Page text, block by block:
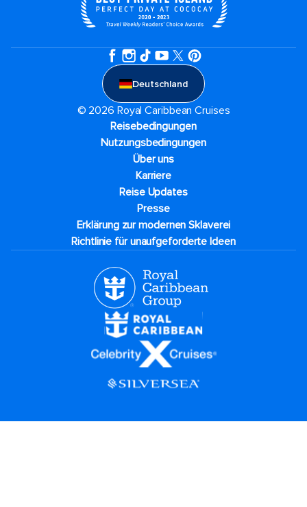
Deutschland
© 2026 Royal Caribbean Cruises
Reisebedingungen
Nutzungsbedingungen
Über uns
Karriere​
Reise Updates​
Presse
Erklärung zur modernen Sklaverei
Richtlinie für unaufgeforderte Ideen